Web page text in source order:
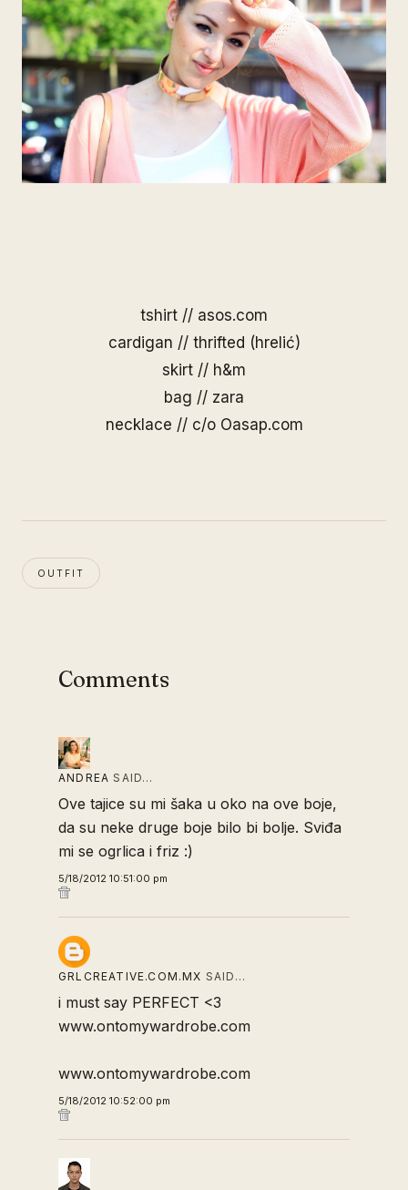
tshirt // asos.com
cardigan // thrifted (hrelić)
skirt // h&m
bag // zara
necklace // c/o Oasap.com
OUTFIT
Comments
ANDREA SAID…
Ove tajice su mi šaka u oko na ove boje,
da su neke druge boje bilo bi bolje. Sviđa
mi se ogrlica i friz :)
5/18/2012 10:51:00 pm
GRLCREATIVE.COM.MX SAID…
i must say PERFECT <3
www.ontomywardrobe.com
www.ontomywardrobe.com
5/18/2012 10:52:00 pm